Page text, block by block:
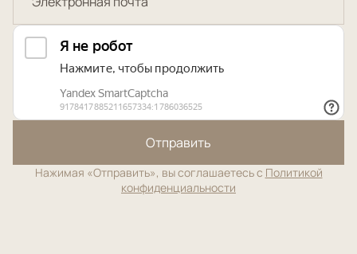
Отправить
Нажимая «Отправить», вы соглашаетесь с Политикой
конфиденциальности